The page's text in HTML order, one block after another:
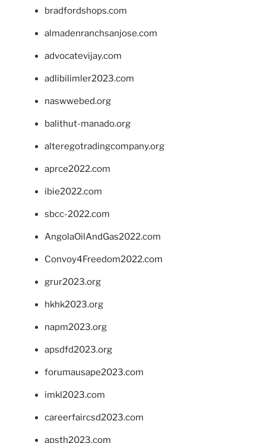
bradfordshops.com
almadenranchsanjose.com
advocatevijay.com
adlibilimler2023.com
naswwebed.org
balithut-manado.org
alteregotradingcompany.org
aprce2022.com
ibie2022.com
sbcc-2022.com
AngolaOilAndGas2022.com
Convoy4Freedom2022.com
grur2023.org
hkhk2023.org
napm2023.org
apsdfd2023.org
forumausape2023.com
imkl2023.com
careerfaircsd2023.com
apsth2023.com